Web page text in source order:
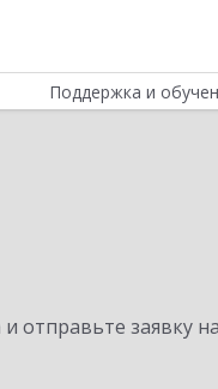
Поддержка и
отправьте заявку